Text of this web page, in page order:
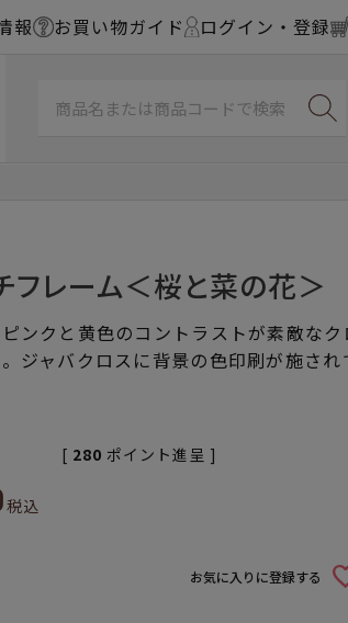
報 お買い物ガイド ログイン・登録
フレーム＜桜と菜の花＞
ンクと黄色のコントラストが素敵なク
ジャバクロスに背景の色印刷が施され
税込
[ 280 ポイント進呈 ]
お気に入りに登録する